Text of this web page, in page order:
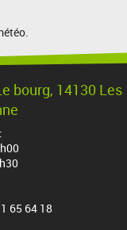
bourg, 14130 Les
65 64 18